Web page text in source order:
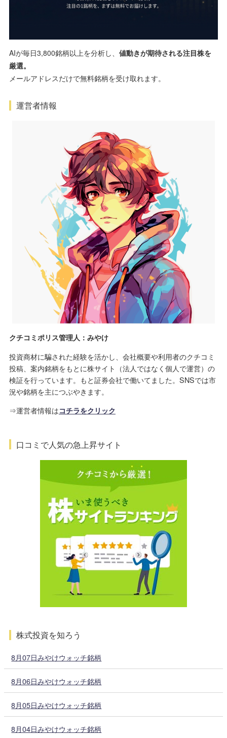
AIが毎日3,800銘柄以上を分析し、 値動きが期待される注目株を
厳選。
メールアドレスだけで無料銘柄を受け取れます。
運営者情報
クチコミポリス管理人：みやけ
投資商材に騙された経験を活かし、会社概要や利用者のクチコミ
投稿、案内銘柄をもとに株サイト（法人ではなく個人で運営）の
検証を行っています。もと証券会社で働いてました。SNSでは市
況や銘柄を主につぶやきます。
⇒運営者情報はコチラをクリック
口コミで人気の急上昇サイト
株式投資を知ろう
8月07日みやけウォッチ銘柄
8月06日みやけウォッチ銘柄
8月05日みやけウォッチ銘柄
8月04日みやけウォッチ銘柄